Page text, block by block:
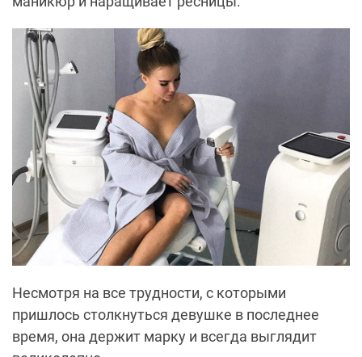
Несмотря на все трудности, с которыми
пришлось столкнуться девушке в последнее
время, она держит марку и всегда выглядит